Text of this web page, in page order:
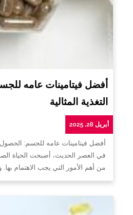
أفضل فيتامينات عامه
التغذية المثالية
أبريل 28, 2025
أفضل فيتامينات عامه للجسم: الحصول
في العصر الحديث، أصبحت الحياة
من أهم الأمور التي يجب الاهتمام